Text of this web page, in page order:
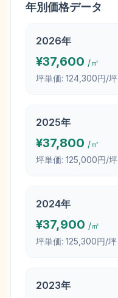
年別価格データ
2026年
¥37,600 /㎡
坪単価: 124,300円/坪
2025年
¥37,800 /㎡
坪単価: 125,000円/坪
2024年
¥37,900 /㎡
坪単価: 125,300円/坪
2023年